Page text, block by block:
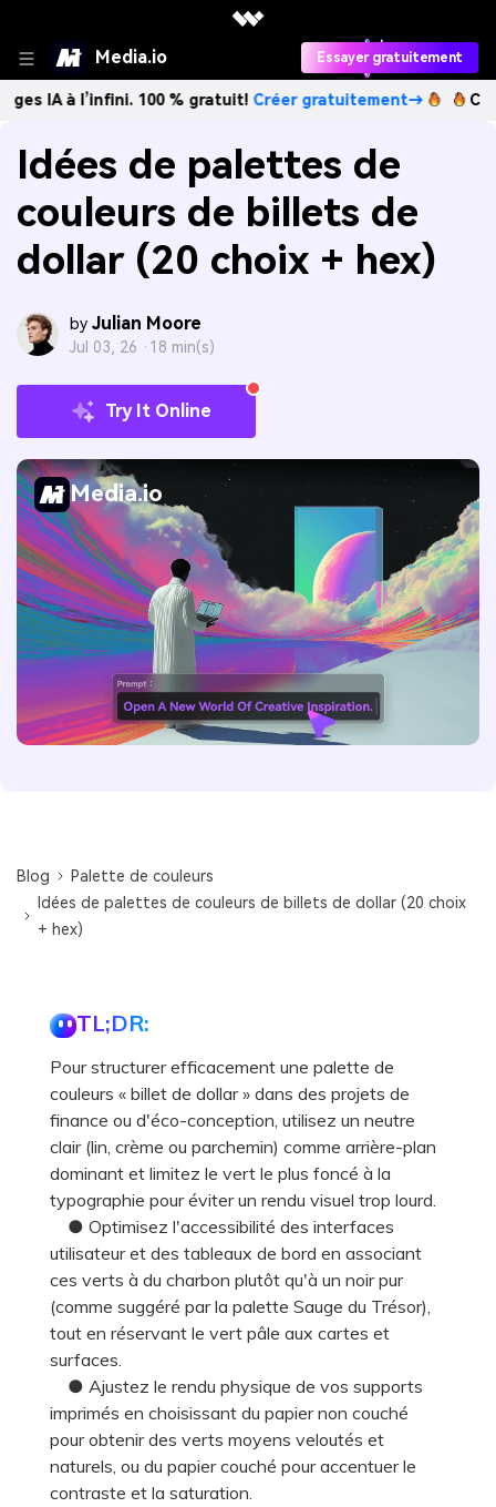
Media.io Essayer gratuitement
l’infini. 100 % gratuit!Créer gratuitement→ Créez des
Idées de palettes de
couleurs de billets de
dollar (20 choix + hex)
by Julian Moore
Jul 03, 26 · 18 min(s)
Try It Online
Media.io
Blog
Palette de couleurs
Idées de palettes de couleurs de billets de dollar (20 choix
+ hex)
TL;DR:
Pour structurer efficacement une palette de
couleurs « billet de dollar » dans des projets de
finance ou d'éco-conception, utilisez un neutre
clair (lin, crème ou parchemin) comme arrière-plan
dominant et limitez le vert le plus foncé à la
typographie pour éviter un rendu visuel trop lourd.
● Optimisez l'accessibilité des interfaces
utilisateur et des tableaux de bord en associant
ces verts à du charbon plutôt qu'à un noir pur
(comme suggéré par la palette Sauge du Trésor),
tout en réservant le vert pâle aux cartes et
surfaces.
● Ajustez le rendu physique de vos supports
imprimés en choisissant du papier non couché
pour obtenir des verts moyens veloutés et
naturels, ou du papier couché pour accentuer le
contraste et la saturation.